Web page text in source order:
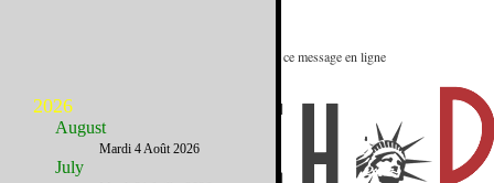
Le meilleur des Etats-Unis : Voir ce message en ligne
2026
August
Mardi 4 Août 2026
July